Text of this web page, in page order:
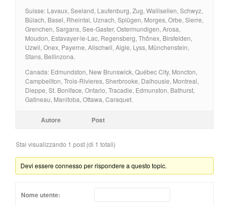
Suisse: Lavaux, Seeland, Laufenburg, Zug, Wallisellen, Schwyz,
Bülach, Basel, Rheintal, Uznach, Splügen, Morges, Orbe, Sierre,
Grenchen, Sargans, See-Gaster, Ostermundigen, Arosa,
Moudon, Estavayer-le-Lac, Regensberg, Thônex, Birsfelden,
Uzwil, Onex, Payerne, Allschwil, Aigle, Lyss, Münchenstein,
Stans, Bellinzona.
Canada: Edmundston, New Brunswick, Québec City, Moncton,
Campbellton, Trois-Rivieres, Sherbrooke, Dalhousie, Montreal,
Dieppe, St. Boniface, Ontario, Tracadie, Edmunston, Bathurst,
Gatineau, Manitoba, Ottawa, Caraquet.
Autore Post
Stai visualizzando 1 post (di 1 totali)
Devi essere connesso per rispondere a questo topic.
Nome utente: